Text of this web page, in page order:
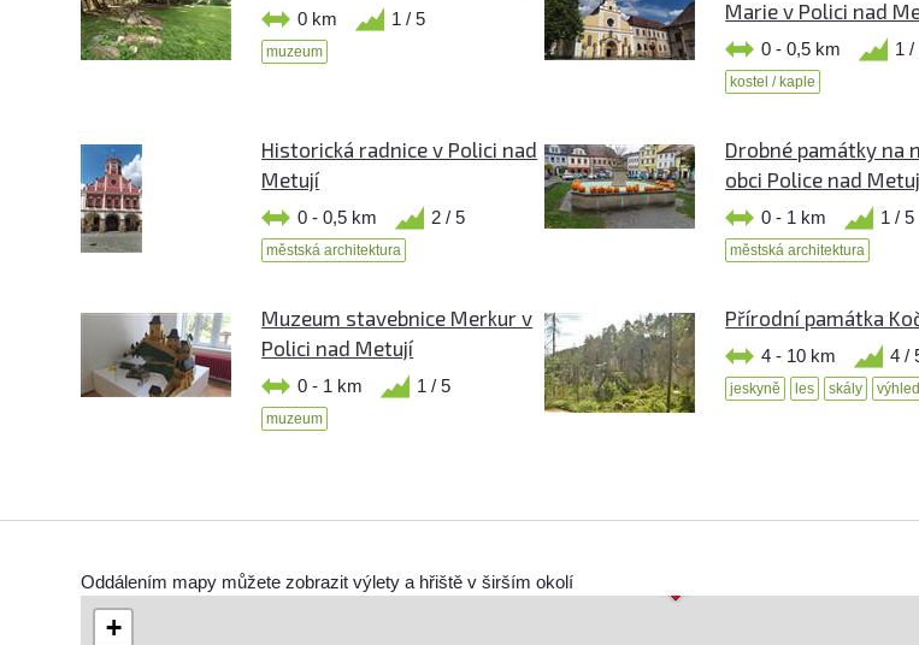
0 km 1 / 5
muzeum
Marie v Polici nad
0 - 0,5 km 1 /
kostel / kaple
Historická radnice v Polici nad
Metují
0 - 0,5 km 2 / 5
městská architektura
Drobné památky na
obci Police nad
0 - 1 km 1 / 5
městská architektura
Muzeum stavebnice Merkur v
Polici nad Metují
0 - 1 km 1 / 5
muzeum
Přírodní památka
4 - 10 km 4 /
jeskyně les skály výhled
Oddálením mapy můžete zobrazit výlety a hřiště v širším okolí
+